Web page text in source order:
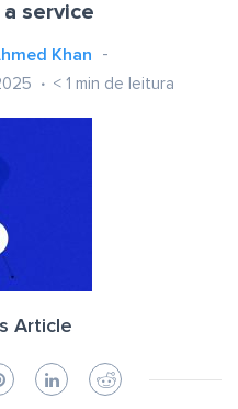
service
Khan
< 1 min de leitura
Article